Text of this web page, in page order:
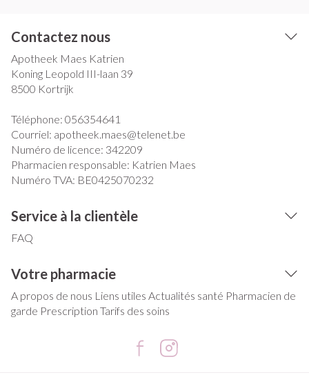
Contactez nous
Apotheek Maes Katrien
Koning Leopold III-laan 39
8500 Kortrijk
Téléphone: 056354641
Courriel: apotheek.maes@telenet.be
Numéro de licence: 342209
Pharmacien responsable: Katrien Maes
Numéro TVA: BE0425070232
Service à la clientèle
FAQ
Votre pharmacie
A propos de nous Liens utiles Actualités santé Pharmacien de
garde Prescription Tarifs des soins